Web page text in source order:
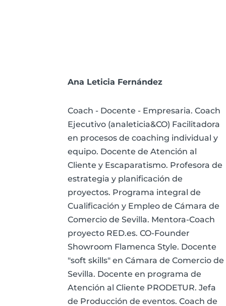
Ana Leticia Fernández
Coach - Docente - Empresaria. Coach
Ejecutivo (analeticia&CO) Facilitadora
en procesos de coaching individual y
equipo. Docente de Atención al
Cliente y Escaparatismo. Profesora de
estrategia y planificación de
proyectos. Programa integral de
Cualificación y Empleo de Cámara de
Comercio de Sevilla. Mentora-Coach
proyecto RED.es. CO-Founder
Showroom Flamenca Style. Docente
"soft skills" en Cámara de Comercio de
Sevilla. Docente en programa de
Atención al Cliente PRODETUR. Jefa
de Producción de eventos. Coach de